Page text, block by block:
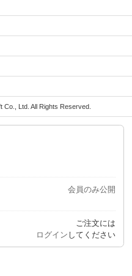
Co., Ltd. All Rights Reserved.
会員のみ公開
ご注文には
ログイン してください